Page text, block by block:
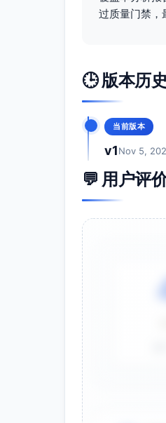
计入
src/
分支
行
src/
分支
薄弱区热度
支付模
控制器/
过质量门禁，
🕒 版本历史
当前版本
v1Nov 5,
💬 用户评